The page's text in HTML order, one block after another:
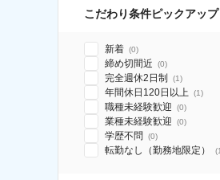
こだわり条件ピックアップ
新着 (0)
締め切間近 (0)
完全週休2日制 (1)
年間休日120日以上 (1)
職種未経験歓迎 (0)
業種未経験歓迎 (0)
学歴不問 (0)
転勤なし（勤務地限定） (1
やDXに向けたシステム利用等～
気になる
デ
食事